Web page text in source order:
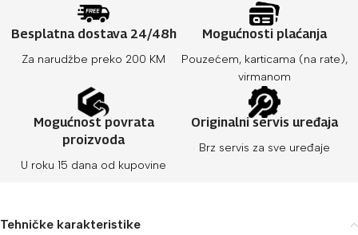
Besplatna dostava 24/48h
Za narudžbe preko 200 KM
Mogućnosti plaćanja
Pouzećem, karticama (na rate),
virmanom
Mogućnost povrata
proizvoda
U roku 15 dana od kupovine
Originalni servis uređaja
Brz servis za sve uređaje
Tehničke karakteristike